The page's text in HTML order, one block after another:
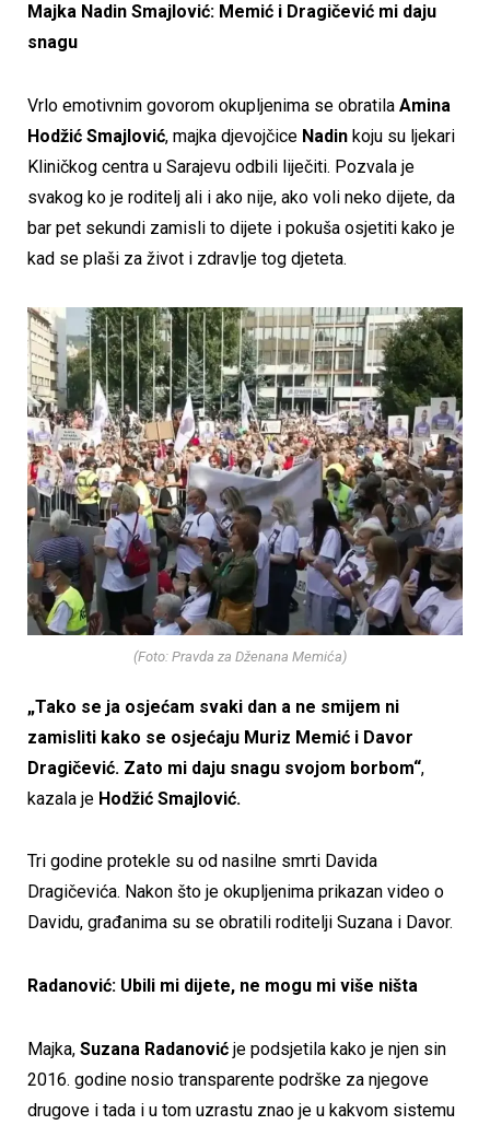
Majka Nadin Smajlović: Memić i Dragičević mi daju
snagu
Vrlo emotivnim govorom okupljenima se obratila Amina
Hodžić Smajlović, majka djevojčice Nadin koju su ljekari
Kliničkog centra u Sarajevu odbili liječiti. Pozvala je
svakog ko je roditelj ali i ako nije, ako voli neko dijete, da
bar pet sekundi zamisli to dijete i pokuša osjetiti kako je
kad se plaši za život i zdravlje tog djeteta.
(Foto: Pravda za Dženana Memića)
„Tako se ja osjećam svaki dan a ne smijem ni
zamisliti kako se osjećaju Muriz Memić i Davor
Dragičević. Zato mi daju snagu svojom borbom“,
kazala je Hodžić Smajlović.
Tri godine protekle su od nasilne smrti Davida
Dragičevića. Nakon što je okupljenima prikazan video o
Davidu, građanima su se obratili roditelji Suzana i Davor.
Radanović: Ubili mi dijete, ne mogu mi više ništa
Majka, Suzana Radanović je podsjetila kako je njen sin
2016. godine nosio transparente podrške za njegove
drugove i tada i u tom uzrastu znao je u kakvom sistemu